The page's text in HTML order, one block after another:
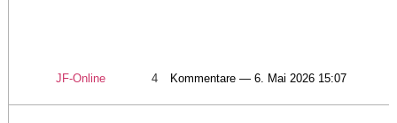
JF-Online 4 Kommentare — 6. Mai 2026 15:07